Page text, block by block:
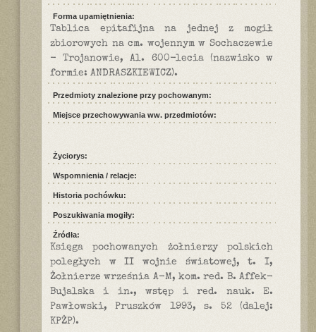
Forma upamiętnienia:
Tablica epitafijna na jednej z mogił
zbiorowych na cm. wojennym w Sochaczewie
- Trojanowie, Al. 600-lecia (nazwisko w
formie: ANDRASZKIEWICZ).
Przedmioty znalezione przy pochowanym:
Miejsce przechowywania ww. przedmiotów:
Życiorys:
Wspomnienia / relacje:
Historia pochówku:
Poszukiwania mogiły:
Źródła:
Księga pochowanych żołnierzy polskich
poległych w II wojnie światowej, t. I,
Żołnierze września A-M, kom. red. B. Affek-
Bujalska i in., wstęp i red. nauk. E.
Pawłowski, Pruszków 1993, s. 52 (dalej:
KPŻP).